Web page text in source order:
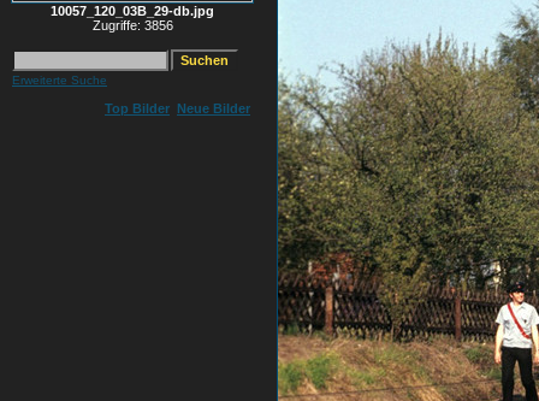
10057_120_03B_29-db.jpg
Zugriffe: 3856
Erweiterte Suche
Top Bilder Neue Bilder